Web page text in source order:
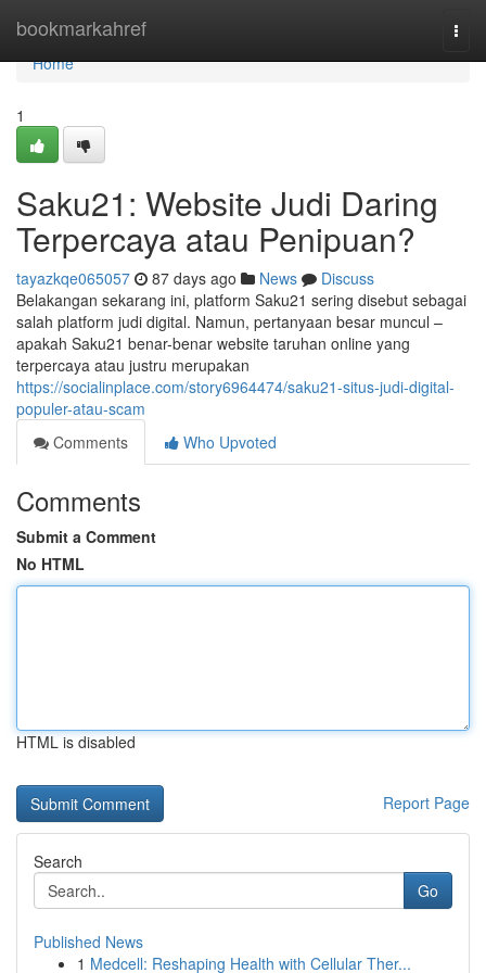
bookmarkahref
Home
Home
1
Saku21: Website Judi Daring
Terpercaya atau Penipuan?
tayazkqe065057 87 days ago News
Discuss
Belakangan sekarang ini, platform Saku21 sering disebut sebagai
salah platform judi digital. Namun, pertanyaan besar muncul –
apakah Saku21 benar-benar website taruhan online yang
terpercaya atau justru merupakan
https://socialinplace.com/story6964474/saku21-situs-judi-digital-
populer-atau-scam
Comments
Who Upvoted
Comments
Submit a Comment
No HTML
HTML is disabled
Report Page
Search
Go
Published News
1 Medcell: Reshaping Health with Cellular Ther...